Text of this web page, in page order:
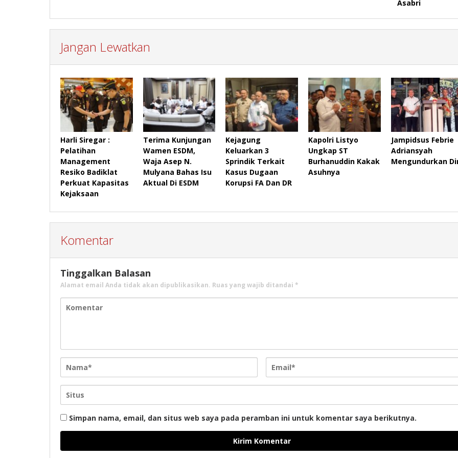
Asabri
Jangan Lewatkan
Harli Siregar :
Pelatihan
Management
Resiko Badiklat
Perkuat Kapasitas
Kejaksaan
Terima Kunjungan
Wamen ESDM,
Waja Asep N.
Mulyana Bahas Isu
Aktual Di ESDM
Kejagung
Keluarkan 3
Sprindik Terkait
Kasus Dugaan
Korupsi FA Dan DR
Kapolri Listyo
Ungkap ST
Burhanuddin Kakak
Asuhnya
Jampidsus Febrie
Adriansyah
Mengundurkan
Komentar
Tinggalkan Balasan
Alamat email Anda tidak akan dipublikasikan. Ruas yang wajib ditandai *
Simpan nama, email, dan situs web saya pada peramban ini untuk komentar saya berikutnya.